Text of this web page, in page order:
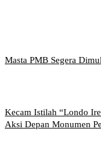
Masta PMB Segera
Kecam Istilah “Londo
Aksi Depan Monumen